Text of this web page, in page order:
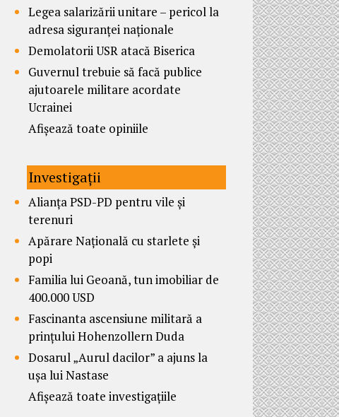
Legea salarizării unitare – pericol la
adresa siguranței naționale
Demolatorii USR atacă Biserica
Guvernul trebuie să facă publice
ajutoarele militare acordate
Ucrainei
Afișează toate opiniile
Investigații
Alianța PSD-PD pentru vile și
terenuri
Apărare Națională cu starlete și
popi
Familia lui Geoană, tun imobiliar de
400.000 USD
Fascinanta ascensiune militară a
prințului Hohenzollern Duda
Dosarul „Aurul dacilor” a ajuns la
ușa lui Nastase
Afișează toate investigațiile